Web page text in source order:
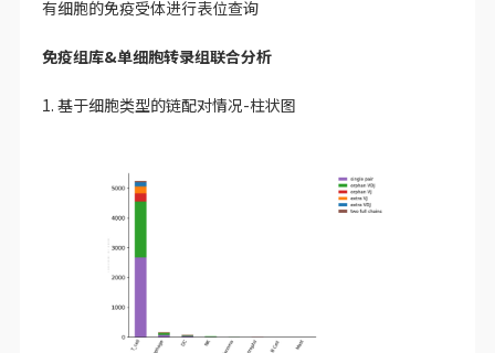
有细胞的免疫受体进行表位查询
免疫组库&单细胞转录组联合分析
1. 基于细胞类型的链配对情况-柱状图